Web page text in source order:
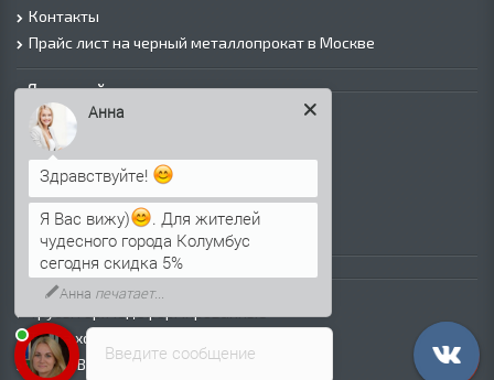
Контакты
Прайс лист на черный металлопрокат в Москве
Листовой прокат
Лист г/к
Лист х/к
Просечно-вытяжной лист (ПВЛ)
Лист рифленый
Лист оцинкованный
Трубы
Труба холоднодеформированная
Трубы ВГП (Водогазопроводные)
Введите сообщение
Анна
Здравствуйте!
Я Вас вижу)
. Для жителей
чудесного города Колумбус
сегодня скидка 5%
Анна печатает...